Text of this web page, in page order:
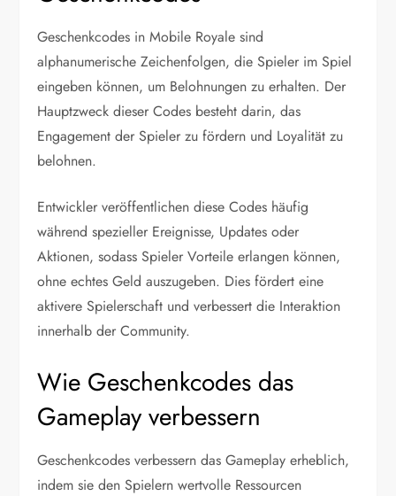
Geschenkcodes in Mobile Royale sind
alphanumerische Zeichenfolgen, die Spieler im Spiel
eingeben können, um Belohnungen zu erhalten. Der
Hauptzweck dieser Codes besteht darin, das
Engagement der Spieler zu fördern und Loyalität zu
belohnen.
Entwickler veröffentlichen diese Codes häufig
während spezieller Ereignisse, Updates oder
Aktionen, sodass Spieler Vorteile erlangen können,
ohne echtes Geld auszugeben. Dies fördert eine
aktivere Spielerschaft und verbessert die Interaktion
innerhalb der Community.
Wie Geschenkcodes das
Gameplay verbessern
Geschenkcodes verbessern das Gameplay erheblich,
indem sie den Spielern wertvolle Ressourcen